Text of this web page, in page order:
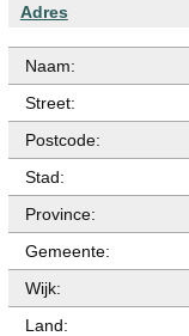
Adres
Naam:
Street:
Postcode:
Stad:
Province:
Gemeente:
Wijk:
Land: